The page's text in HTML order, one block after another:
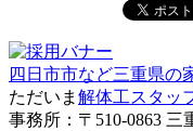
四日市市など三重県の
ただいま 解体工スタッ
事務所：〒510-0863 三